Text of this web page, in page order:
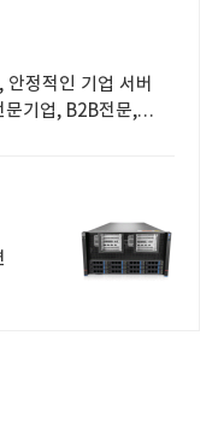
정적인 기업 서버
기업, B2B전문,